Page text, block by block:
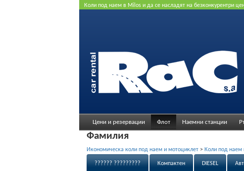
Коли под наем в Milos и да се насладят на безконкурентри
Цени и резервации Флот Наемни станции
Фамилия
Икономическа коли под наем и мотоциклет > Коли под наем
?????? ????????? Компактен DIESEL